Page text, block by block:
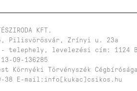
KFT.
Pilisvörösvár, Zrínyi u. 23a
- telephely, levelezési cím: 1124
09-136285
Környéki Törvényszék
38 E-mail:info[kukac]csikos.hu